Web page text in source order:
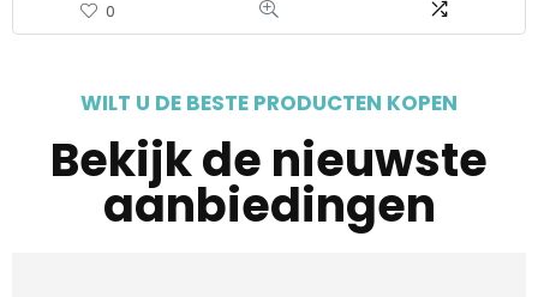
0
WILT U DE BESTE PRODUCTEN KOPEN
Bekijk de nieuwste
aanbiedingen